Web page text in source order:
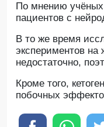
По мнению учёных,
пациентов с
В то же время
экспериментов
недостаточно,
Кроме того,
побочных